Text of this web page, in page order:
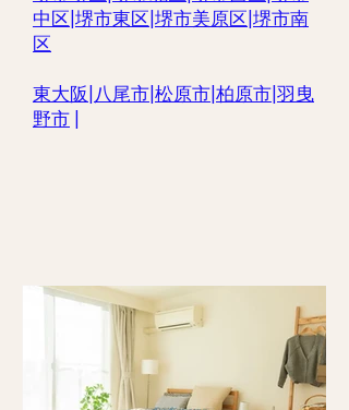
中区 堺市東区| 堺市美原区 堺市南
区
東大阪 八尾市 松原市 柏原市 羽曳
野市